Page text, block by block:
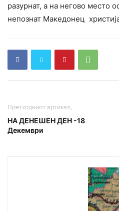
разурнат, а на негово место
непознат Македонец
Претходниот артикал,
НА ДЕНЕШЕН ДЕН -18
Декември